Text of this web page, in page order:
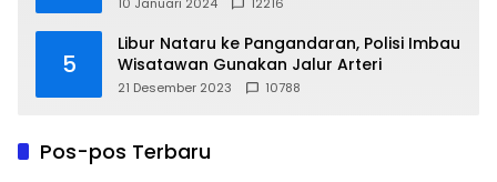
5
Libur Nataru ke Pangandaran, Polisi Imbau
Wisatawan Gunakan Jalur Arteri
21 Desember 2023 10788
Pos-pos Terbaru